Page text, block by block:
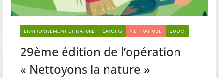
ENVIRONNEMENT ET NATURE SAVOIRS VIE PRATIQUE ZOOM
29ème édition de l’opération
« Nettoyons la nature »